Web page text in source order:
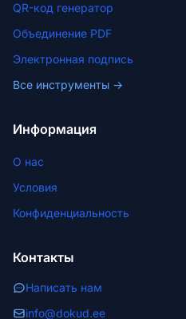
QR-код генератор
Объединение PDF
Электронная подпись
Все инструменты →
Информация
О нас
Условия
Конфиденциальность
Контакты
Написать нам
info@dokud.ee